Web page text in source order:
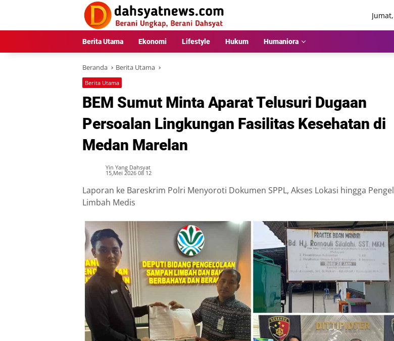
Berita Utama Ekonomi Lifestyle Hukum Humaniora
Beranda Berita Utama
Berita Utama
BEM Sumut Minta Aparat Telusuri Dugaan
Persoalan Lingkungan Fasilitas Kesehatan di
Medan Marelan
Yin Yang Dahsyat
15,Mei 2026 08 12
Laporan ke Bareskrim Polri Menyoroti Dokumen SPPL, Akses Lokasi hingga
Limbah Medis